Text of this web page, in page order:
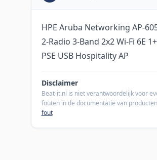
HPE Aruba Networking AP-
2-Radio 3-Band 2x2 Wi-Fi 6E
PSE USB Hospitality AP
Disclaimer
Beat-it.nl is niet verantwoordelijk voor
fouten in de documentatie van
fout